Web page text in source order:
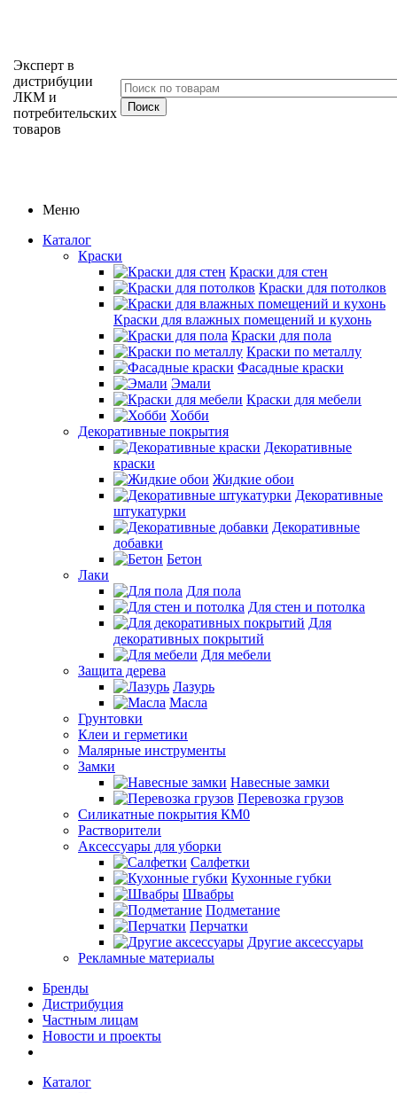
Эксперт в
дистрибуции
ЛКМ и
потребительских
товаров
Меню
Каталог
Краски
Краски для стен
Краски для потолков
Краски для влажных помещений и кухонь
Краски для пола
Краски по металлу
Фасадные краски
Эмали
Краски для мебели
Хобби
Декоративные покрытия
Декоративные
краски
Жидкие обои
Декоративные
штукатурки
Декоративные
добавки
Бетон
Лаки
Для пола
Для стен и потолка
Для
декоративных покрытий
Для мебели
Защита дерева
Лазурь
Масла
Грунтовки
Клеи и герметики
Малярные инструменты
Замки
Навесные замки
Перевозка грузов
Силикатные покрытия КМ0
Растворители
Аксессуары для уборки
Салфетки
Кухонные губки
Швабры
Подметание
Перчатки
Другие аксессуары
Рекламные материалы
Бренды
Дистрибуция
Частным лицам
Новости и проекты
Каталог